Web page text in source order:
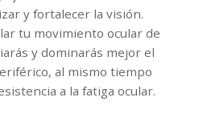
y fortalecer la visión.
tu movimiento ocular de
y dominarás mejor el
al mismo tiempo
a la fatiga ocular.